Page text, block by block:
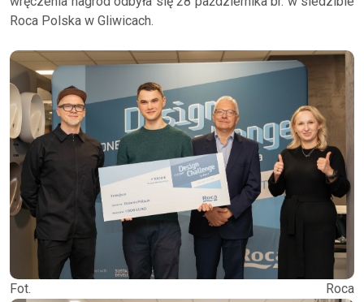
Roca Polska w Gliwicach.
Fot. Roca